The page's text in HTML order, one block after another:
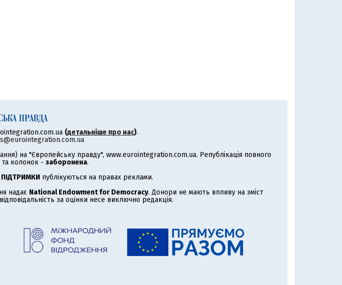
(детальніше про нас).
на "Європейську правду", www.eurointegration.com.ua. Републікація повного
та колонок - заборонена.
ПІДТРИМКИ публікуються на правах реклами.
надає National Endowment for Democracy. Донори не мають впливу на зміст
за оцінки несе виключно редакція.